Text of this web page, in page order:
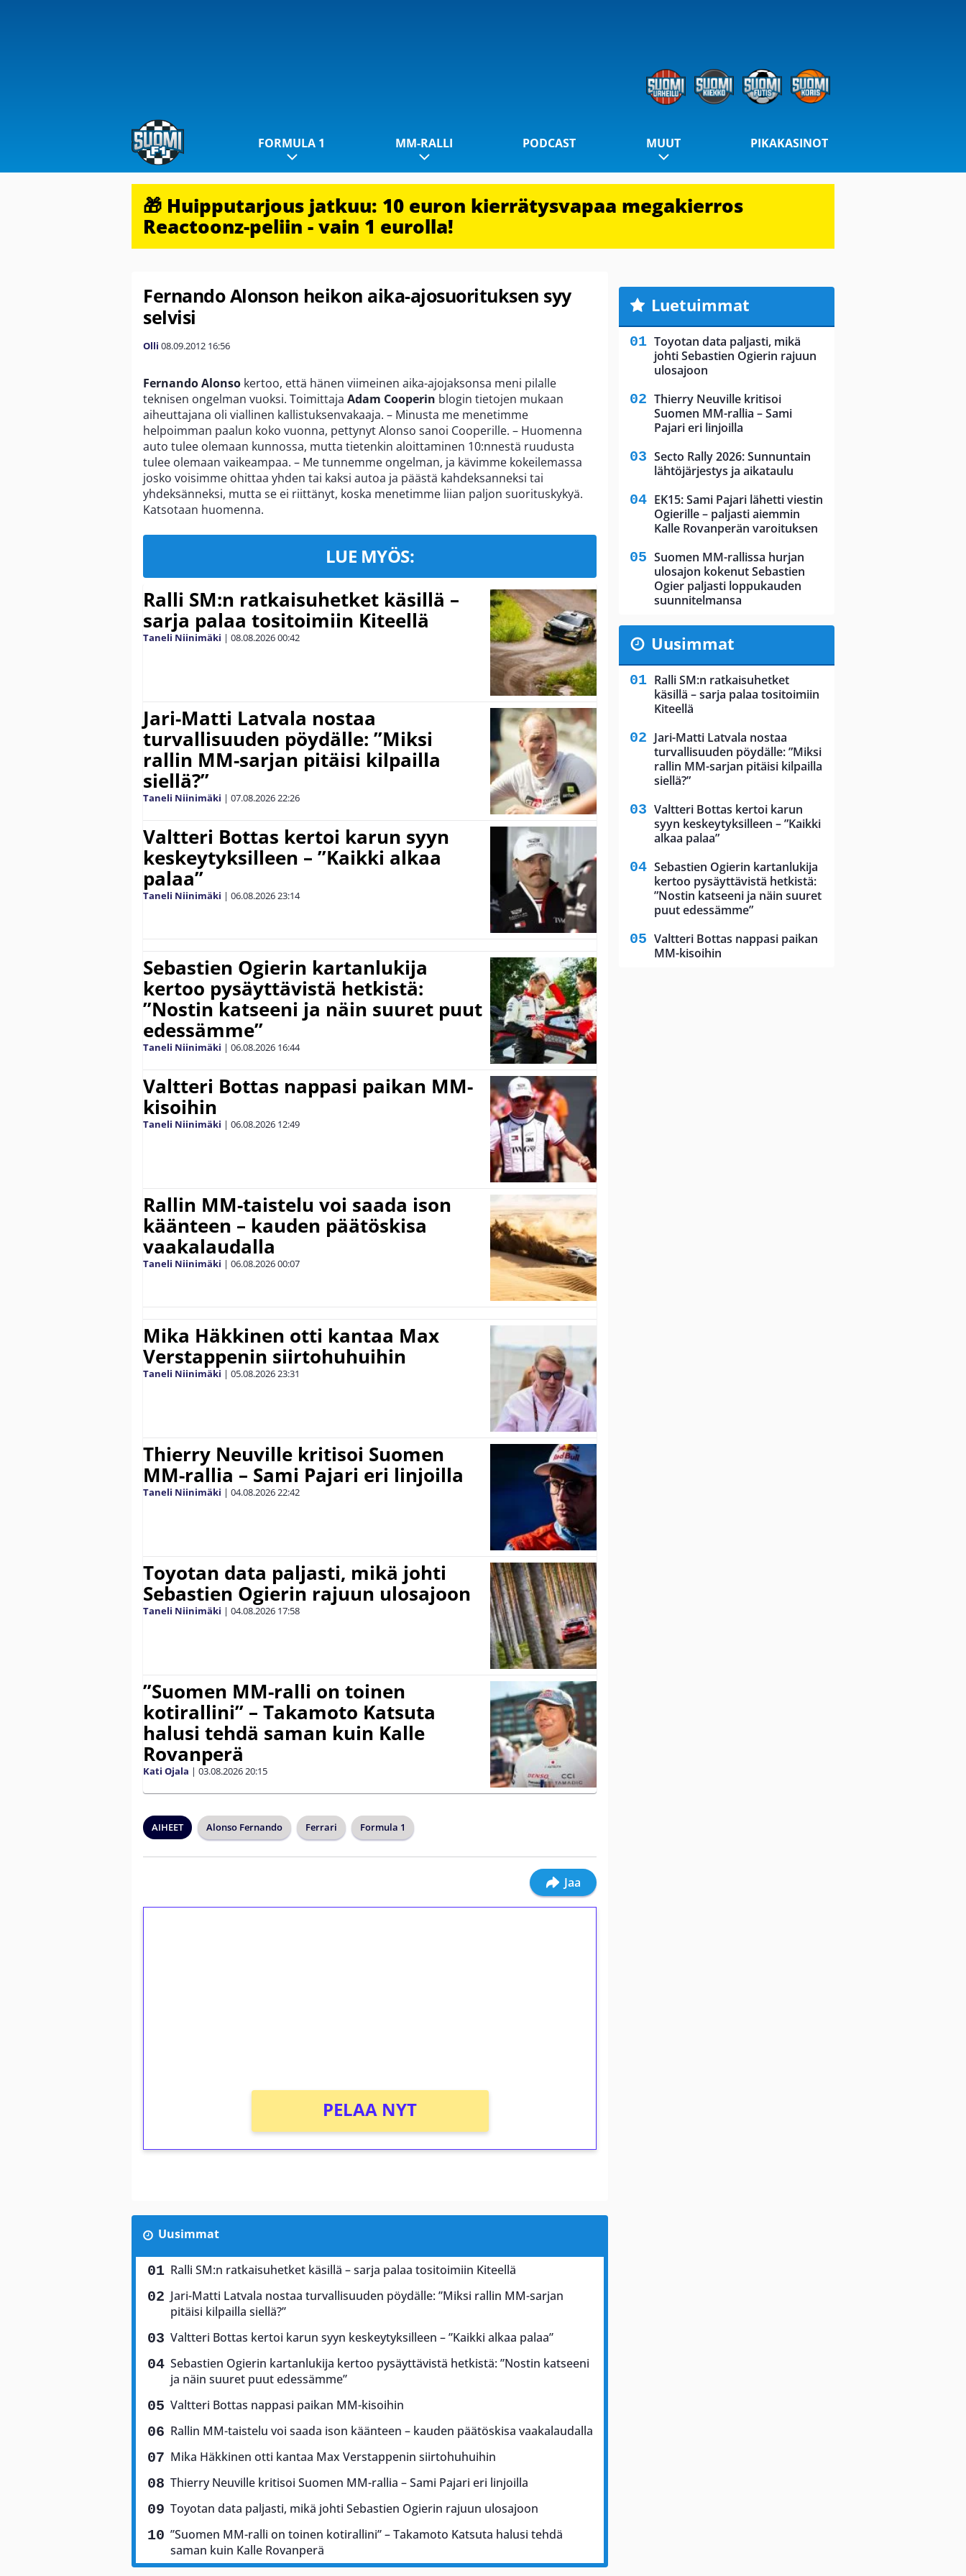
FORMULA 1 MM-RALLI PODCAST MUUT PIKAKASINOT
🎁 Huipputarjous jatkuu: 10 euron kierrätysvapaa megakierros
Reactoonz-peliin - vain 1 eurolla!
Fernando Alonson heikon aika-ajosuorituksen syy
selvisi
Olli 08.09.2012 16:56
Fernando Alonso kertoo, että hänen viimeinen aika-ajojaksonsa meni pilalle
teknisen ongelman vuoksi. Toimittaja Adam Cooperin blogin tietojen mukaan
aiheuttajana oli viallinen kallistuksenvakaaja. – Minusta me menetimme
helpoimman paalun koko vuonna, pettynyt Alonso sanoi Cooperille. – Huomenna
auto tulee olemaan kunnossa, mutta tietenkin aloittaminen 10:nnestä ruudusta
tulee olemaan vaikeampaa. – Me tunnemme ongelman, ja kävimme kokeilemassa
josko voisimme ohittaa yhden tai kaksi autoa ja päästä kahdeksanneksi tai
yhdeksänneksi, mutta se ei riittänyt, koska menetimme liian paljon suorituskykyä.
Katsotaan huomenna.
LUE MYÖS:
Ralli SM:n ratkaisuhetket käsillä –
sarja palaa tositoimiin Kiteellä
Taneli Niinimäki | 08.08.202600:42
Jari-Matti Latvala nostaa
turvallisuuden pöydälle: ”Miksi
rallin MM-sarjan pitäisi kilpailla
siellä?”
Taneli Niinimäki | 07.08.202622:26
Valtteri Bottas kertoi karun syyn
keskeytyksilleen – ”Kaikki alkaa
palaa”
Taneli Niinimäki | 06.08.202623:14
Sebastien Ogierin kartanlukija
kertoo pysäyttävistä hetkistä:
”Nostin katseeni ja näin suuret puut
edessämme”
Taneli Niinimäki | 06.08.2026 16:44
Valtteri Bottas nappasi paikan MM-
kisoihin
Taneli Niinimäki | 06.08.2026 12:49
Rallin MM-taistelu voi saada ison
käänteen – kauden päätöskisa
vaakalaudalla
Taneli Niinimäki | 06.08.202600:07
Mika Häkkinen otti kantaa Max
Verstappenin siirtohuhuihin
Taneli Niinimäki | 05.08.202623:31
Thierry Neuville kritisoi Suomen
MM-rallia – Sami Pajari eri linjoilla
Taneli Niinimäki | 04.08.202622:42
Toyotan data paljasti, mikä johti
Sebastien Ogierin rajuun ulosajoon
Taneli Niinimäki | 04.08.2026 17:58
”Suomen MM-ralli on toinen
kotirallini” – Takamoto Katsuta
halusi tehdä saman kuin Kalle
Rovanperä
Kati Ojala | 03.08.202620:15
AIHEET Alonso Fernando Ferrari Formula 1
Jaa
PELAA NYT
Uusimmat
Ralli SM:n ratkaisuhetket käsillä – sarja palaa tositoimiin Kiteellä
Jari-Matti Latvala nostaa turvallisuuden pöydälle: ”Miksi rallin MM-sarjan
pitäisi kilpailla siellä?”
Valtteri Bottas kertoi karun syyn keskeytyksilleen – ”Kaikki alkaa palaa”
Sebastien Ogierin kartanlukija kertoo pysäyttävistä hetkistä: ”Nostin katseeni
ja näin suuret puut edessämme”
Valtteri Bottas nappasi paikan MM-kisoihin
Rallin MM-taistelu voi saada ison käänteen – kauden päätöskisa vaakalaudalla
Mika Häkkinen otti kantaa Max Verstappenin siirtohuhuihin
Thierry Neuville kritisoi Suomen MM-rallia – Sami Pajari eri linjoilla
Toyotan data paljasti, mikä johti Sebastien Ogierin rajuun ulosajoon
”Suomen MM-ralli on toinen kotirallini” – Takamoto Katsuta halusi tehdä
saman kuin Kalle Rovanperä
Luetuimmat
Toyotan data paljasti, mikä
johti Sebastien Ogierin rajuun
ulosajoon
Thierry Neuville kritisoi
Suomen MM-rallia – Sami
Pajari eri linjoilla
Secto Rally 2026: Sunnuntain
lähtöjärjestys ja aikataulu
EK15: Sami Pajari lähetti viestin
Ogierille – paljasti aiemmin
Kalle Rovanperän varoituksen
Suomen MM-rallissa hurjan
ulosajon kokenut Sebastien
Ogier paljasti loppukauden
suunnitelmansa
Uusimmat
Ralli SM:n ratkaisuhetket
käsillä – sarja palaa tositoimiin
Kiteellä
Jari-Matti Latvala nostaa
turvallisuuden pöydälle: ”Miksi
rallin MM-sarjan pitäisi kilpailla
siellä?”
Valtteri Bottas kertoi karun
syyn keskeytyksilleen – ”Kaikki
alkaa palaa”
Sebastien Ogierin kartanlukija
kertoo pysäyttävistä hetkistä:
”Nostin katseeni ja näin suuret
puut edessämme”
Valtteri Bottas nappasi paikan
MM-kisoihin